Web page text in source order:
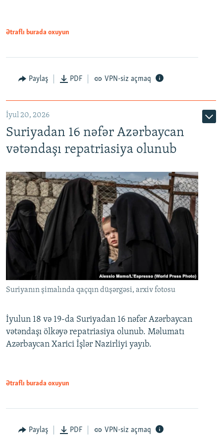
Auto
Ətraflı burada oxuyun
Paylaş PDF VPN-siz açmaq
İyul 20, 2026
Suriyadan 16 nəfər Azərbaycan
vətəndaşı repatriasiya olunub
Suriyanın şimalında qaçqın düşərgəsi, arxiv fotosu
İyulun 18 və 19-da Suriyadan 16 nəfər Azərbaycan
vətəndaşı ölkəyə repatriasiya olunub. Məlumatı
Azərbaycan Xarici İşlər Nazirliyi yayıb.
Ətraflı burada oxuyun
Paylaş PDF VPN-siz açmaq